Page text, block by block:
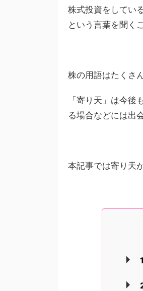
株式投資をしてい
という言葉を聞く
株の用語はたくさ
「寄り天」は今
る場合などには出
本記事では寄り天